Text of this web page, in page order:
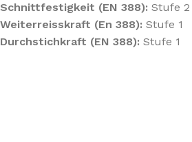
Schnittfestigkeit (EN 388): Stufe 2
Weiterreisskraft (En 388): Stufe 1
Durchstichkraft (EN 388): Stufe 1